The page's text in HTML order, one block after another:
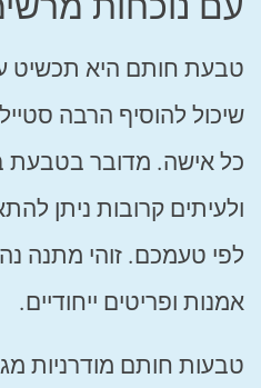
טבעת חותם היא תכשיט
שיכול להוסיף הרבה
כל אישה. מדובר בטבעת
ולעיתים קרובות ניתן
לפי טעמכם. זוהי מתנה
אמנות ופריטים ייחודיים.
טבעות חותם מודרניות